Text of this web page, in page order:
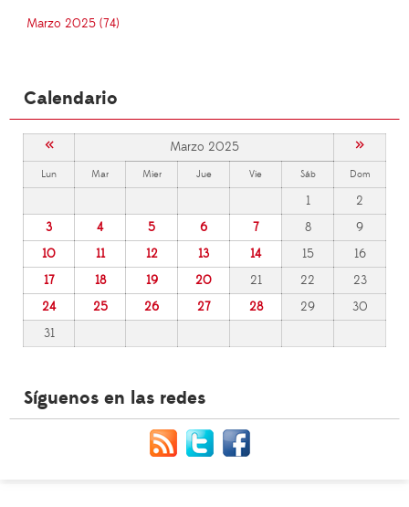
Marzo 2025 (74)
Calendario
« Marzo 2025 »
Lun Mar Mier Jue Vie Sáb Dom
1
2
3
4 5 6 7 8
9
10
11 12 13 14 15
16
17
18 19 20 21 22
23
24
25 26 27 28 29
30
31
Síguenos en las redes